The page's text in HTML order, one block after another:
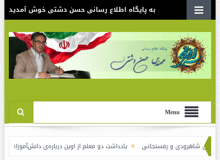
به پایگاه اطلاع رسانی حسن دشتی خوش آمدید
Menu
و رفسنجانی یادداشت دو معلم از اوین درباره‌ی دانش‌آموزانی که سوختند